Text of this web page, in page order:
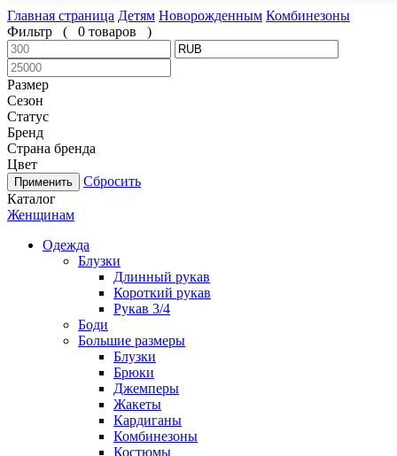
Главная страница Детям Новорожденным Комбинезоны
Фильтр
( 0 товаров )
Размер
Сезон
Статус
Бренд
Страна бренда
Цвет
Сбросить
Каталог
Женщинам
Одежда
Блузки
Длинный рукав
Короткий рукав
Рукав 3/4
Боди
Большие размеры
Блузки
Брюки
Джемперы
Жакеты
Кардиганы
Комбинезоны
Костюмы